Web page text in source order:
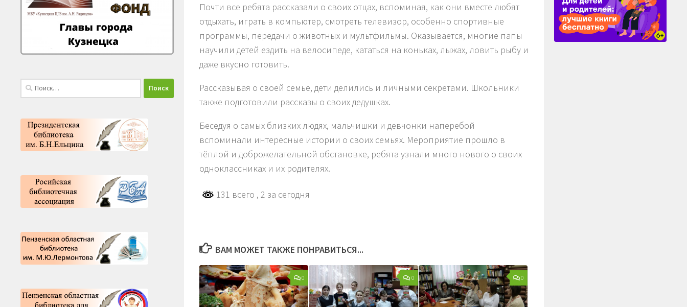
Почти все ребята рассказали о своих отцах, вспоминая, как они вместе любят
отдыхать, играть в компьютер, смотреть телевизор, особенно спортивные
программы, передачи о животных и мультфильмы. Оказывается, многие папы
научили детей ездить на велосипеде, кататься на коньках, лыжах, ловить рыбу и
даже вкусно готовить.
Рассказывая о своей семье, дети делились и личными секретами. Школьники
также подготовили рассказы о своих дедушках.
Беседуя о самых близких людях, мальчишки и девчонки наперебой
вспоминали интересные истории о своих семьях. Мероприятие прошло в
тёплой и доброжелательной обстановке, ребята узнали много нового о своих
одноклассниках и их родителях.
131 всего , 2 за сегодня
ВАМ МОЖЕТ ТАКЖЕ ПОНРАВИТЬСЯ...
0 0 0
Найти: